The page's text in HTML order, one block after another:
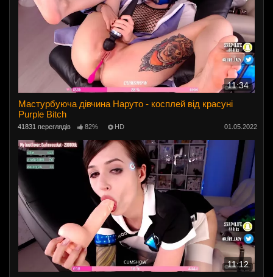
11:34
Мастурбуюча дівчина Наруто - косплей від красуні
Purple Bitch
41831 переглядів 82% HD 01.05.2022
11:12